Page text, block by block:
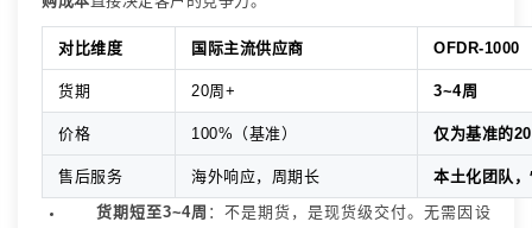
对比维度 国际主流供应商 OFDR-1000
货期 20周 + 3~4周
价格 100% （基准） 仅为基准的
售后服务 海外响应，周期长
本土化团队
货期短至3~4周 ：不是期货，是现货级交付。无需因设